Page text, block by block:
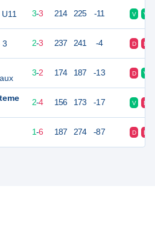
3
7 3-3 214 225 -11 V V
2-3 237 241 -4 D D
3-2 174 187 -13 D V
6 2-4 156 173 -17 V D
1-6 187 274 -87 D D